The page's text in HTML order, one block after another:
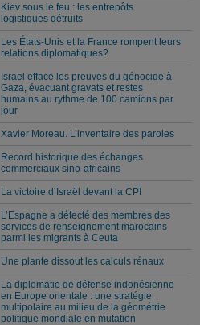
Kiev sous le feu : les entrepôts
logistiques détruits
Les États-Unis et la France rompent leurs
relations diplomatiques?
Israël efface les preuves du génocide à
Gaza, évacuant gravats et restes
humains au rythme de 100 camions par
jour
Xavier Moreau. L’inventaire des paroles
Record historique des échanges
commerciaux sino-africains
La victoire d’Israël devant la CPI
L’Espagne a détecté des membres des
services de renseignement marocains
parmi les migrants à Ceuta
Une plante dissout les calculs rénaux
La diplomatie de défense indonésienne
en Europe orientale : une stratégie
multipolaire au milieu de la géométrie
politique mondiale en mutation